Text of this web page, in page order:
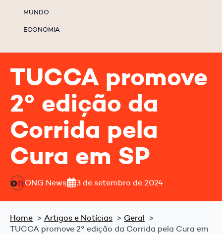
MUNDO
ECONOMIA
TUCCA promove
2° edição da
Corrida pela
Cura em SP
ONG News 3 de setembro de 2024
Home Artigos e Notícias
Geral
TUCCA promove 2° edição da Corrida pela Cura em